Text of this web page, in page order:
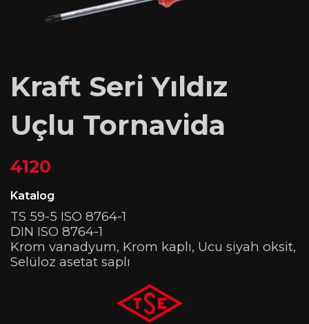
Kraft Seri Yıldız
Uçlu Tornavida
4120
Katalog
TS 59-5 ISO 8764-1
DIN ISO 8764-1
Krom vanadyum, Krom kaplı, Ucu siyah oksit,
Selüloz asetat saplı